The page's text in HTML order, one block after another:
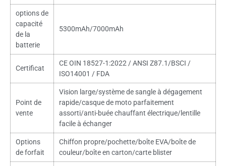
options de
capacité
de la
batterie
5300mAh/7000mAh
Certificat
CE OIN 18527-1:2022 / ANSI Z87.1/BSCI /
ISO14001 / FDA
Point de
vente
Vision large/système de sangle à dégagement
rapide/casque de moto parfaitement
assorti/anti-buée chauffant électrique/lentille
facile à échanger
Options
de forfait
Chiffon propre/pochette/boîte EVA/boîte de
couleur/boîte en carton/carte blister